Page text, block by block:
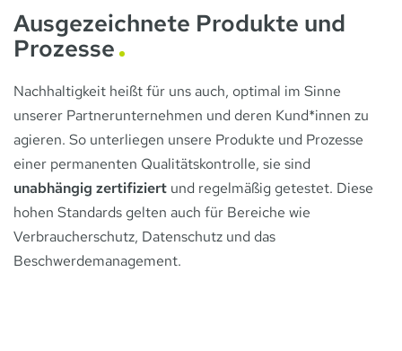
Ausgezeichnete Produkte und
Prozesse
Nachhaltigkeit heißt für uns auch, optimal im Sinne
unserer Partnerunternehmen und deren Kund*innen zu
agieren. So unterliegen unsere Produkte und Prozesse
einer permanenten Qualitätskontrolle, sie sind
unabhängig zertifiziert und regelmäßig getestet. Diese
hohen Standards gelten auch für Bereiche wie
Verbraucherschutz, Datenschutz und das
Beschwerdemanagement.